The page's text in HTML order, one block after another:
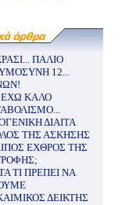
ΠΑΛΙΟ
12...
ΚΑΛΟ
ΔΙΑΙΤΑ
ΤΗΣ ΑΣΚΗΣΗΣ
ΕΧΘΡΟΣ ΤΗΣ
ΤΙ ΠΡΕΠΕΙ ΝΑ
ΔΕΙΚΤΗΣ